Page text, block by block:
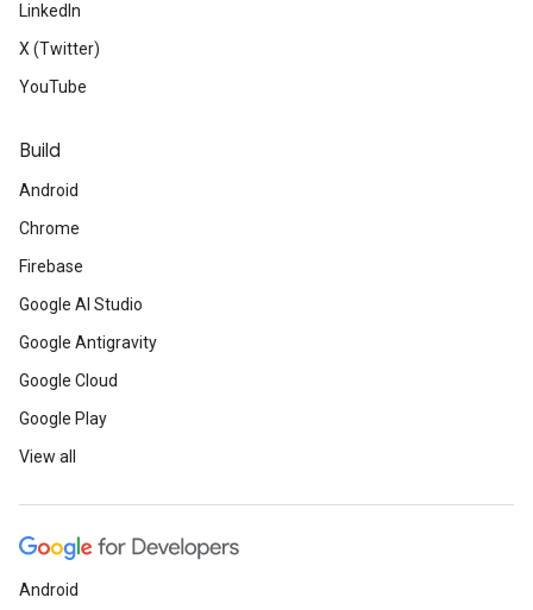
LinkedIn
X (Twitter)
YouTube
Build
Android
Chrome
Firebase
Google AI Studio
Google Antigravity
Google Cloud
Google Play
View all
Android